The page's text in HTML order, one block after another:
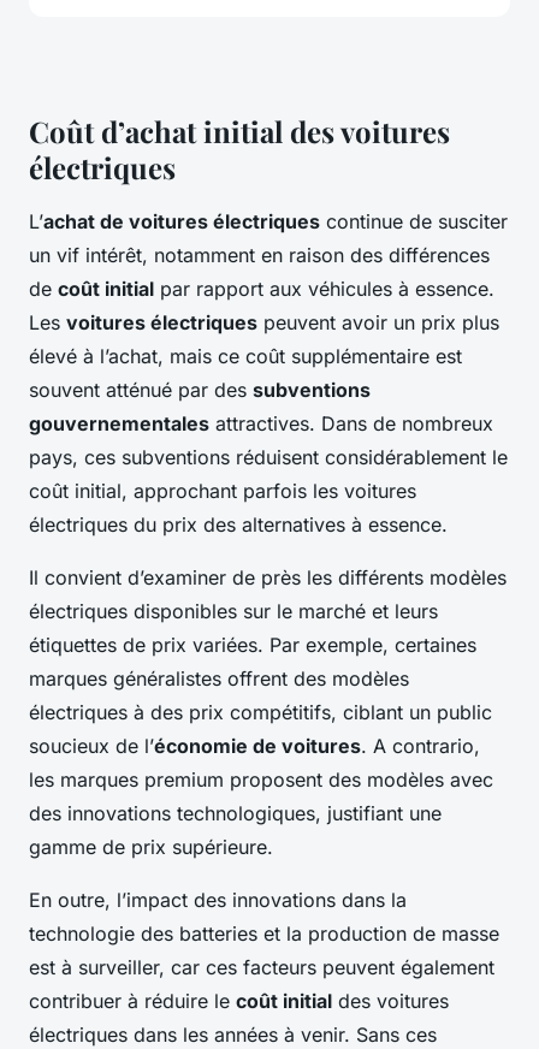
Coût d’achat initial des voitures
électriques
L’achat de voitures électriques continue de susciter
un vif intérêt, notamment en raison des différences
de coût initial par rapport aux véhicules à essence.
Les voitures électriques peuvent avoir un prix plus
élevé à l’achat, mais ce coût supplémentaire est
souvent atténué par des subventions
gouvernementales attractives. Dans de nombreux
pays, ces subventions réduisent considérablement le
coût initial, approchant parfois les voitures
électriques du prix des alternatives à essence.
Il convient d’examiner de près les différents modèles
électriques disponibles sur le marché et leurs
étiquettes de prix variées. Par exemple, certaines
marques généralistes offrent des modèles
électriques à des prix compétitifs, ciblant un public
soucieux de l’économie de voitures. A contrario,
les marques premium proposent des modèles avec
des innovations technologiques, justifiant une
gamme de prix supérieure.
En outre, l’impact des innovations dans la
technologie des batteries et la production de masse
est à surveiller, car ces facteurs peuvent également
contribuer à réduire le coût initial des voitures
électriques dans les années à venir. Sans ces